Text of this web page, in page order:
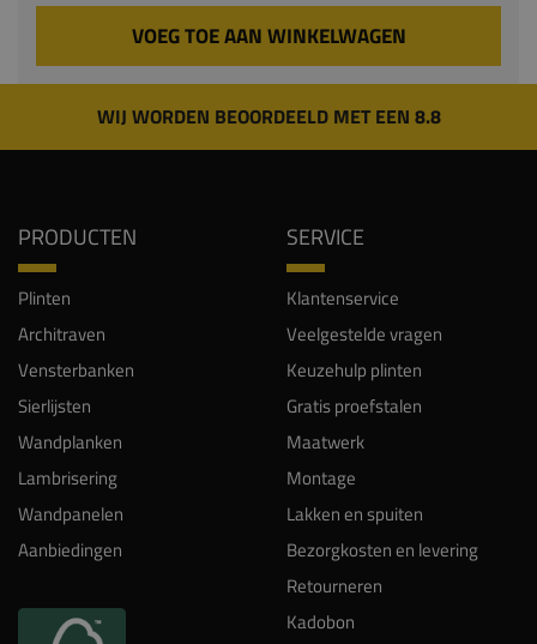
VOEG TOE AAN WINKELWAGEN
WIJ WORDEN BEOORDEELD MET EEN 8.8
PRODUCTEN
Plinten
Architraven
Vensterbanken
Sierlijsten
Wandplanken
Lambrisering
Wandpanelen
Aanbiedingen
SERVICE
Klantenservice
Veelgestelde vragen
Keuzehulp plinten
Gratis proefstalen
Maatwerk
Montage
Lakken en spuiten
Bezorgkosten en levering
Retourneren
Kadobon